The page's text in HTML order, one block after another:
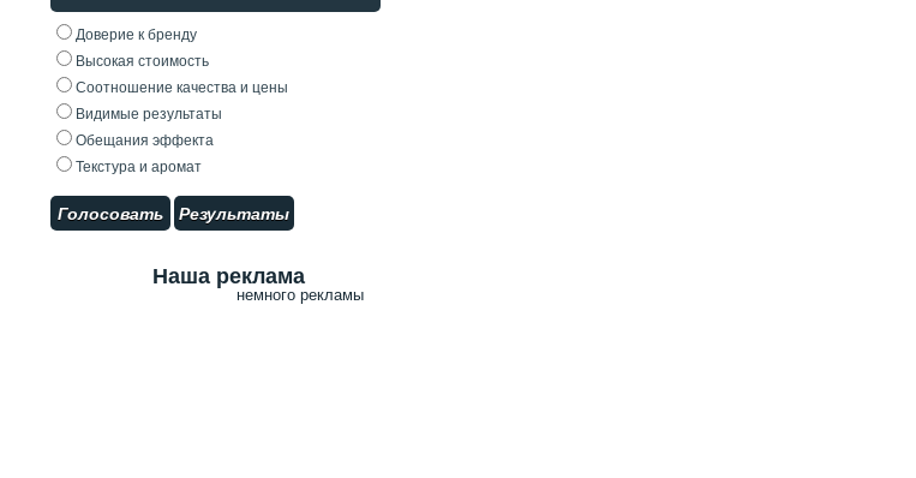
Доверие к бренду
Высокая стоимость
Соотношение качества и цены
Видимые результаты
Обещания эффекта
Текстура и аромат
Голосовать Результаты
Наша реклама
немного рекламы